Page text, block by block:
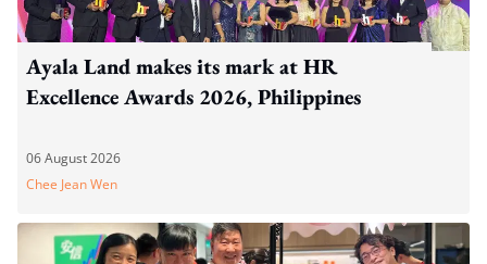
Ayala Land makes its mark at HR
Excellence Awards 2026, Philippines
06 August 2026
Chee Jean Wen